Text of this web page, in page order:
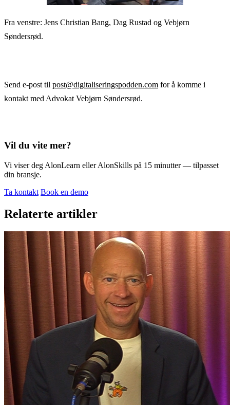
Fra venstre: Jens Christian Bang, Dag Rustad og Vebjørn
Søndersrød.
Send e-post til post@digitaliseringspodden.com for å komme i
kontakt med Advokat Vebjørn Søndersrød.
Vil du vite mer?
Vi viser deg AlonLearn eller AlonSkills på 15 minutter — tilpasset
din bransje.
Ta kontakt Book en demo
Relaterte artikler